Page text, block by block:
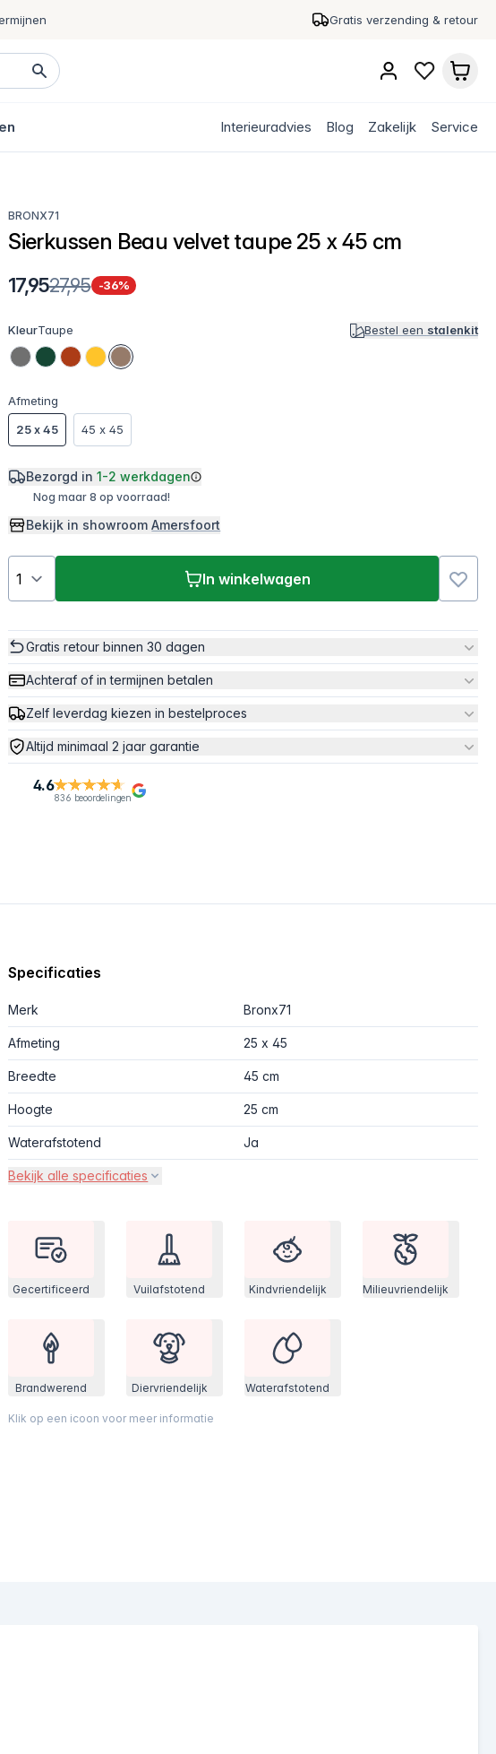
Gratis verzending & retour
Interieuradvies Blog Zakelijk Service
BRONX71
Sierkussen Beau velvet taupe 25 x 45 cm
17,9527,95 -36%
KleurTaupe Bestel een stalenkit
Afmeting
25 x 45
45 x 45
Bezorgd in 1-2 werkdagen
Nog maar 8 op voorraad!
Bekijk in showroomAmersfoort
In winkelwagen
Gratis retour binnen 30 dagen
Achteraf of in termijnen betalen
Zelf leverdag kiezen in bestelproces
Altijd minimaal 2 jaar garantie
4.6
836 beoordelingen
Specificaties
Merk Bronx71
Afmeting 25 x 45
Breedte 45 cm
Hoogte 25 cm
Waterafstotend Ja
Bekijk alle specificaties
Gecertificeerd Vuilafstotend Kindvriendelijk Milieuvriendelijk
Brandwerend Diervriendelijk Waterafstotend
Klik op een icoon voor meer informatie